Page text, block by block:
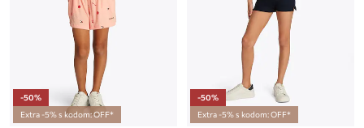
-50%
Extra -5% s kodom: OFF*
-50%
Extra -5% s kodom: OFF*